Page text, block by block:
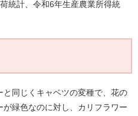
統計、令和6年生産農業所得統
同じくキャベツの変種で、花の
緑色なのに対し、カリフラワー